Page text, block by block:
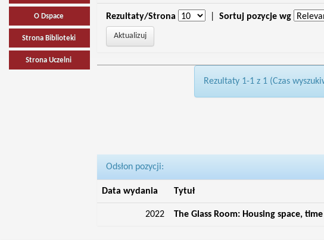
O Dspace
Strona Biblioteki
Strona Uczelni
Rezultaty/Strona Sortuj pozycje wg
Rezultaty 1-1 z 1 (Czas
Odsłon pozycji:
Data wydania Tytuł
2022 The Glass Room: Housing space,